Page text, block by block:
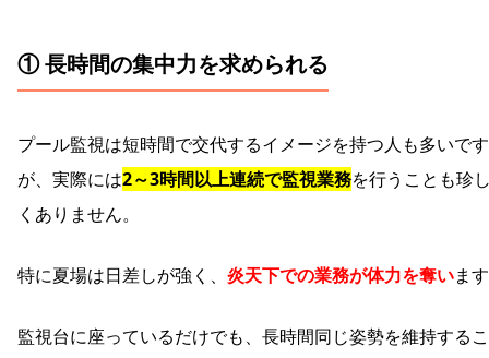
① 長時間の集中力を求められる
プール監視は短時間で交代するイメージを持つ人も多いです
が、実際には2～3時間以上連続で監視業務を行うことも珍
くありません。
特に夏場は日差しが強く、 炎天下での業務が体力を奪いま
監視台に座っているだけでも、長時間同じ姿勢を維持する